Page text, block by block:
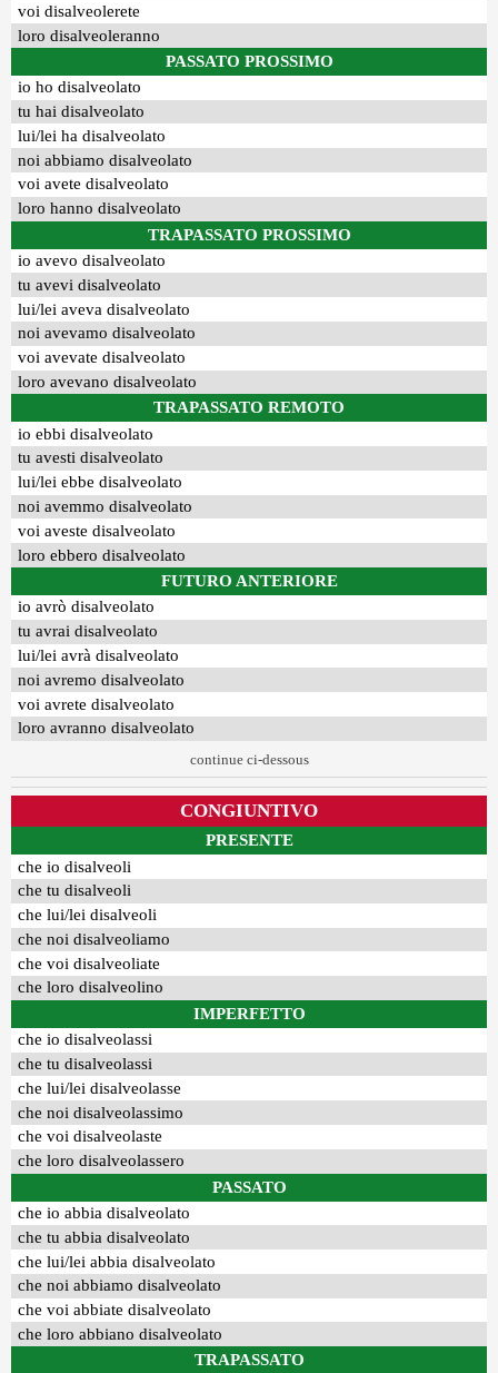
voi disalveolerete
loro disalveoleranno
PASSATO PROSSIMO
io ho disalveolato
tu hai disalveolato
lui/lei ha disalveolato
noi abbiamo disalveolato
voi avete disalveolato
loro hanno disalveolato
TRAPASSATO PROSSIMO
io avevo disalveolato
tu avevi disalveolato
lui/lei aveva disalveolato
noi avevamo disalveolato
voi avevate disalveolato
loro avevano disalveolato
TRAPASSATO REMOTO
io ebbi disalveolato
tu avesti disalveolato
lui/lei ebbe disalveolato
noi avemmo disalveolato
voi aveste disalveolato
loro ebbero disalveolato
FUTURO ANTERIORE
io avrò disalveolato
tu avrai disalveolato
lui/lei avrà disalveolato
noi avremo disalveolato
voi avrete disalveolato
loro avranno disalveolato
continue ci-dessous
CONGIUNTIVO
PRESENTE
che io disalveoli
che tu disalveoli
che lui/lei disalveoli
che noi disalveoliamo
che voi disalveoliate
che loro disalveolino
IMPERFETTO
che io disalveolassi
che tu disalveolassi
che lui/lei disalveolasse
che noi disalveolassimo
che voi disalveolaste
che loro disalveolassero
PASSATO
che io abbia disalveolato
che tu abbia disalveolato
che lui/lei abbia disalveolato
che noi abbiamo disalveolato
che voi abbiate disalveolato
che loro abbiano disalveolato
TRAPASSATO